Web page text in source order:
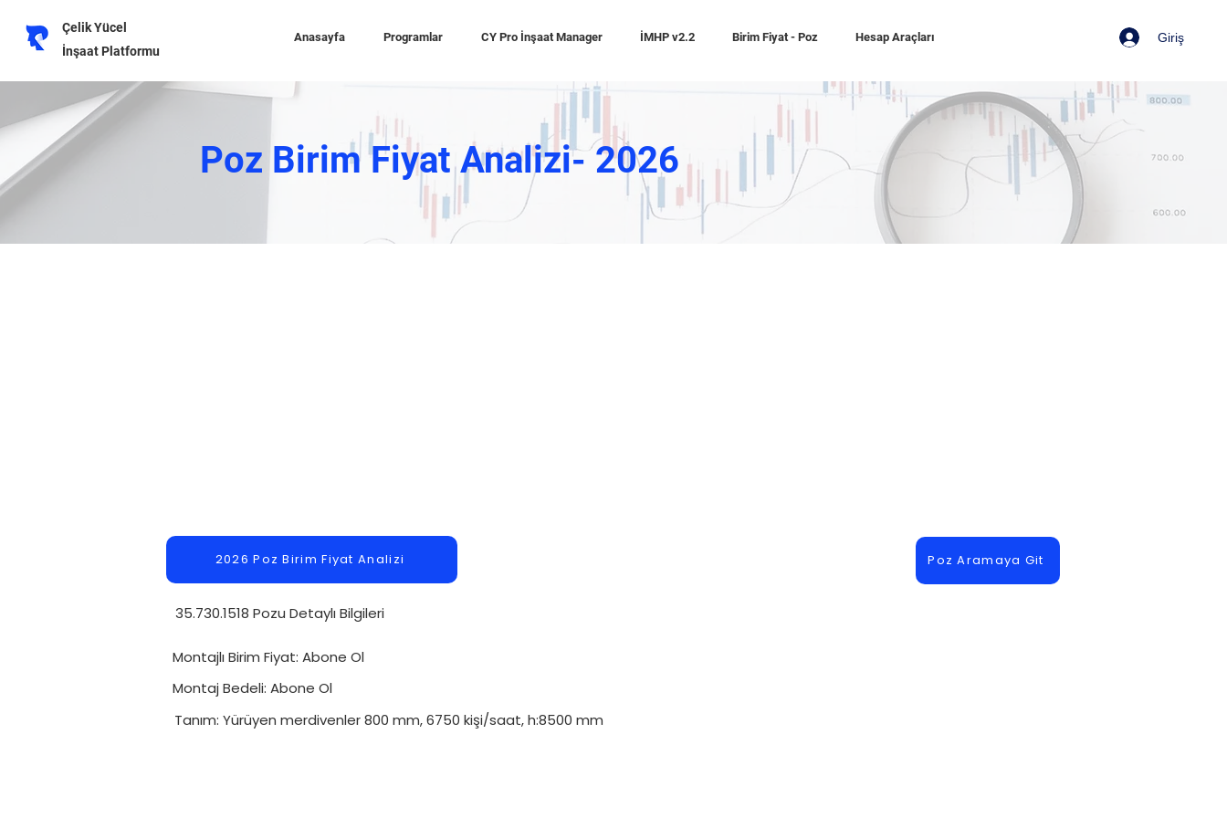
Çelik Yücel
İnşaat Platformu
Anasayfa Programlar CY Pro İnşaat Manager İMHP v2.2 Birim Fiyat - Poz Hesap Araçları Giriş
Poz Birim Fiyat Analizi- 2026
2026 Poz Birim Fiyat Analizi Poz Aramaya Git
35.730.1518 Pozu Detaylı Bilgileri
Montajlı Birim Fiyat: Abone Ol
Montaj Bedeli: Abone Ol
Tanım: Yürüyen merdivenler 800 mm, 6750 kişi/saat, h:8500 mm